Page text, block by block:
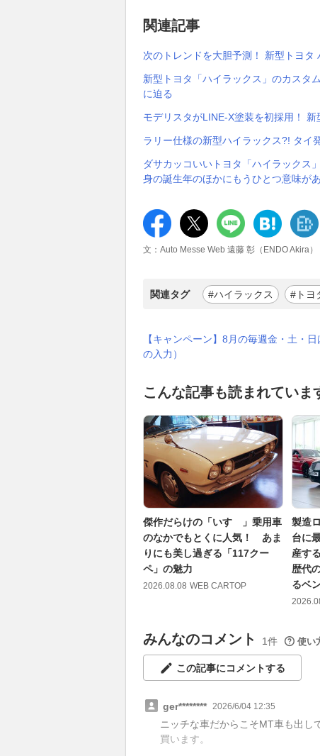
関連記事
次のトレンドを大胆予測！ 新型トヨタ
新型トヨタ「ハイラックス」のカスタ
に迫る
モデリスタがLINE-X塗装を初採用！
ラリー仕様の新型ハイラックス?! タイ
ダサカッコいいトヨタ「ハイラックス
身の誕生年のほかにもうひとつ意味が
文：Auto Messe Web 遠藤 彰（ENDO Akira）
関連タグ #ハイラックス #トヨ
【キャンペーン】8月の毎週金・土・
の入力）
こんな記事も読まれていま
傑作だらけの「いすゞ」乗用車
のなかでもとくに人気！ あま
りにも美し過ぎる「117クー
ペ」の魅力
2026.08.08 WEB CARTOP
製造
台に
産す
歴代
るベ
みんなのコメント 1件 使い
この記事にコメントする
ger******** 2026/6/04 12:35
ニッチな車だからこそMT車も出し
買います。